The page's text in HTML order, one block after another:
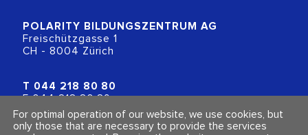
POLARITY BILDUNGSZENTRUM AG
Freischützgasse 1
CH - 8004 Zürich
T 044 218 80 80
F 044 218 80 89
info@polarity.ch
For optimal operation of our website, we use cookies, but
only those that are necessary to provide the services